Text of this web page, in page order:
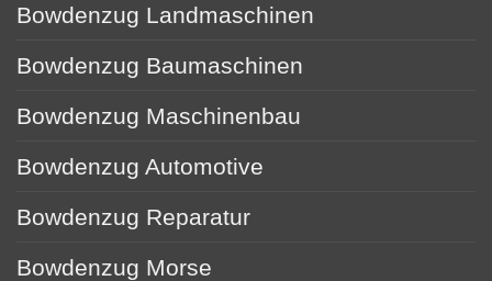
Bowdenzug Landmaschinen
Bowdenzug Baumaschinen
Bowdenzug Maschinenbau
Bowdenzug Automotive
Bowdenzug Reparatur
Bowdenzug Morse